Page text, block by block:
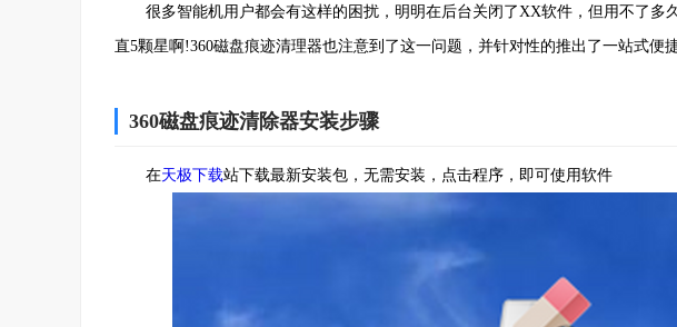
很多智能机用户都会有这样的困扰，明明在后台关闭了XX软件，但用不了多
直5颗星啊!360磁盘痕迹清理器也注意到了这一问题，并针对性的推出了一站式便
360磁盘痕迹清除器安装步骤
在天极下载站下载最新安装包，无需安装，点击程序，即可使用软件